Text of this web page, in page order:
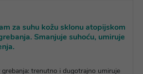
za suhu kožu sklonu atopijskom
Smanjuje suhoću, umiruje
trenutno i dugotrajno umiruje